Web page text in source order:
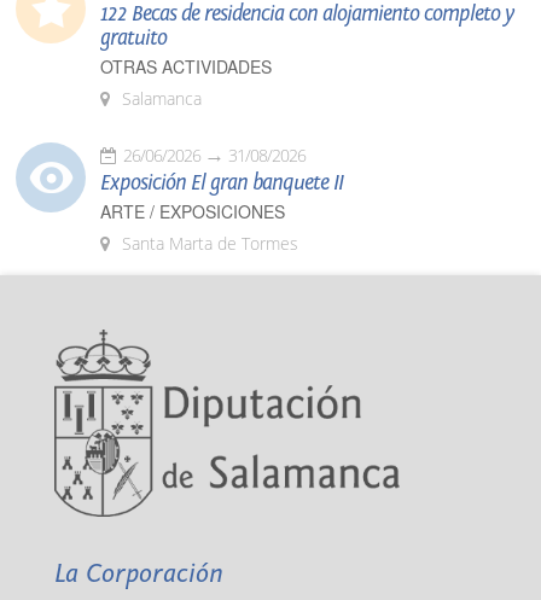
122 Becas de residencia con alojamiento completo y
gratuito
OTRAS ACTIVIDADES
Salamanca
26/06/2026 31/08/2026
Exposición El gran banquete II
ARTE / EXPOSICIONES
Santa Marta de Tormes
La Corporación